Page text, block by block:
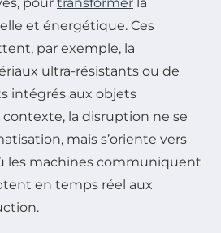
et énergétique. Ces
par exemple, la
ultra-résistants ou de
intégrés aux objets
la disruption ne se
mais s’oriente vers
les machines communiquent
en temps réel aux